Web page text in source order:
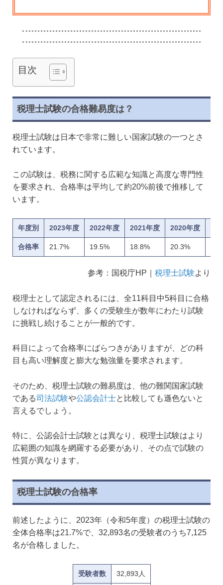
目次
税理士試験の合格難易度は？
税理士試験は日本で非常に難しい国家試験の一つとさ
れています。
この試験は、税務に関する広範な知識と高度な専門性
を要求され、合格率は平均して約20%前後で推移して
います。
年度別 2023年度 2022年度 2021年度 2020年度
合格率 21.7% 19.5% 18.8% 20.3%
参考：国税庁HP｜ 税理士試験より
税理士として認定されるには、全11科目中5科目に合格
しなければならず、多くの受験生が数年にわたり試験
に挑戦し続けることが一般的です。
科目によって合格率にばらつきがありますが、どの科
目も高い理解度と膨大な勉強量を要求されます。
そのため、税理士試験の難易度は、他の難関国家試験
である司法試験や公認会計士と比較しても遜色ないと
言えるでしょう。
特に、公認会計士試験とは異なり、税理士試験はより
広範囲の知識を網羅する必要があり、その点で試験の
性質が異なります。
税理士試験の合格率
前述したように、2023年（令和5年度）の税理士試験の
全体合格率は21.7%で、32,893名の受験者のうち7,125
名が合格しました。
受験者数 32,893人